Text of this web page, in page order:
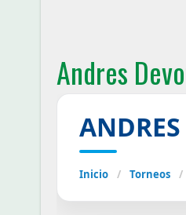
Andres
Inicio / Torneos /